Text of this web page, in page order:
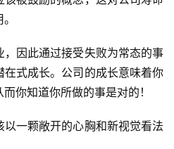
因此通过接受失败为常态的事
式成长。公司的成长意味着你
你知道你所做的事是对的！
一颗敞开的心胸和新视觉看法